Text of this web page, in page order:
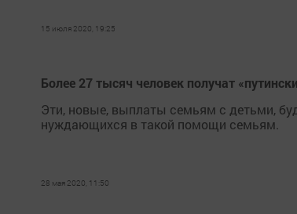
15 июля 2020, 19:25
Более 27 тысяч человек получат
Эти, новые, выплаты семьям с детьми,
нуждающихся в такой помощи семьям.
28 мая 2020, 11:50